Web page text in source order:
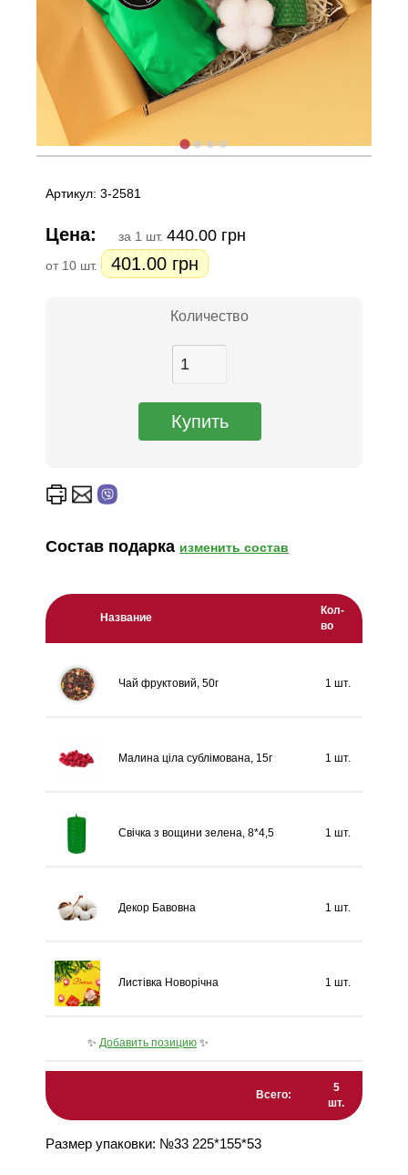
Артикул: 3-2581
Цена: за 1 шт. 440.00 грн
от 10 шт. 401.00 грн
Количество
Состав подарка изменить состав
Название
Кол-
во
Чай фруктовий, 50г 1 шт.
Малина ціла сублімована, 15г 1 шт.
Свічка з вощини зелена, 8*4,5 1 шт.
Декор Бавовна 1 шт.
Листівка Новорічна 1 шт.
✨ Добавить позицию ✨
Всего:
5
шт.
Размер упаковки: №33 225*155*53